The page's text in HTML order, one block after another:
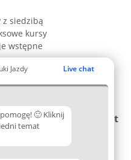
Jazdy Live chat
🙂 Kliknij
temat
z siedzibą
kursy
wstępne
Plebiscyt
Lista
Kontakt